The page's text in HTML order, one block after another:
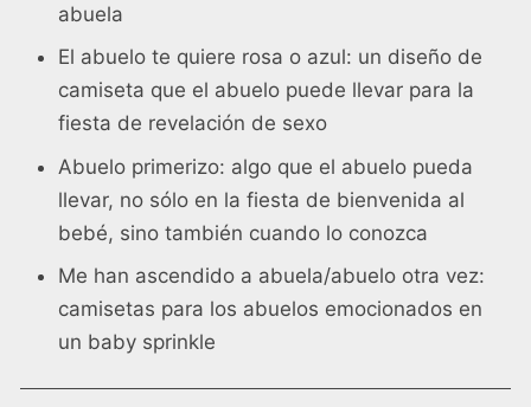
abuela
El abuelo te quiere rosa o azul: un diseño de
camiseta que el abuelo puede llevar para la
fiesta de revelación de sexo
Abuelo primerizo: algo que el abuelo pueda
llevar, no sólo en la fiesta de bienvenida al
bebé, sino también cuando lo conozca
Me han ascendido a abuela/abuelo otra vez:
camisetas para los abuelos emocionados en
un baby sprinkle